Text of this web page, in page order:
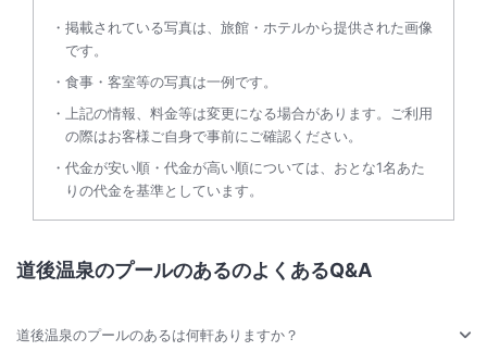
掲載されている写真は、旅館・ホテルから提供された画像
です。
食事・客室等の写真は一例です。
上記の情報、料金等は変更になる場合があります。ご利用
の際はお客様ご自身で事前にご確認ください。
代金が安い順・代金が高い順については、おとな1名あた
りの代金を基準としています。
道後温泉のプールのあるのよくあるQ&A
道後温泉のプールのあるは何軒ありますか？